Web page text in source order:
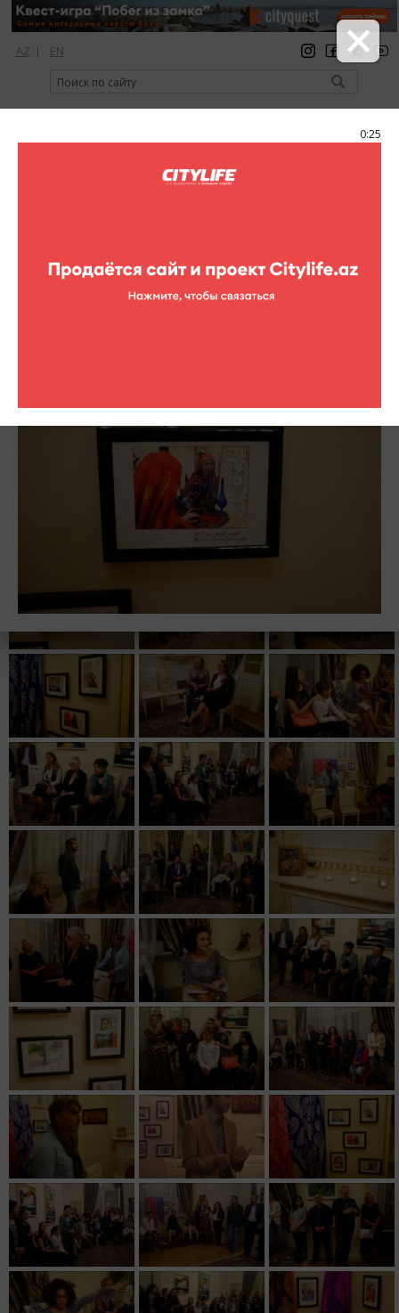
0:25
AZ | EN
регистрация вход Citylife Magazine
Презентация фотопроекта "Сквозь
Проект служит привлечению внимания к роли женщины как
жизни общества, так и в культурном и литературном
наследии страны через визуализацию традиционного образа
азербайджанской женщины и попытку воссоздания широко
известных в прошлом традиционных литературных вечеров, в
которых принимали участие такие поэтессы, как Хуршудбану
Натаван, Хейран ханум, Гамэр-бейим Шейда,
декламировавшие стихи знаменитых поэтесс - Мехсети
Гянджеви, Разии Гянджеви и других.